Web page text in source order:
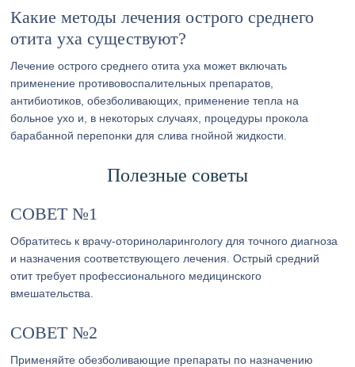
Какие методы лечения острого среднего
отита уха существуют?
Лечение острого среднего отита уха может включать
применение противовоспалительных препаратов,
антибиотиков, обезболивающих, применение тепла на
больное ухо и, в некоторых случаях, процедуры прокола
барабанной перепонки для слива гнойной жидкости.
Полезные советы
СОВЕТ №1
Обратитесь к врачу-оториноларингологу для точного диагноза
и назначения соответствующего лечения. Острый средний
отит требует профессионального медицинского
вмешательства.
СОВЕТ №2
Применяйте обезболивающие препараты по назначению